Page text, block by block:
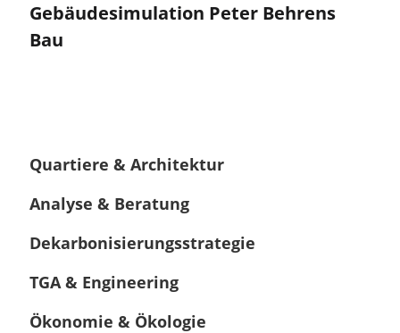
Gebäudesimulation Peter Behrens
Bau
Quartiere & Architektur
Analyse & Beratung
Dekarbonisierungsstrategie
TGA & Engineering
Ökonomie & Ökologie